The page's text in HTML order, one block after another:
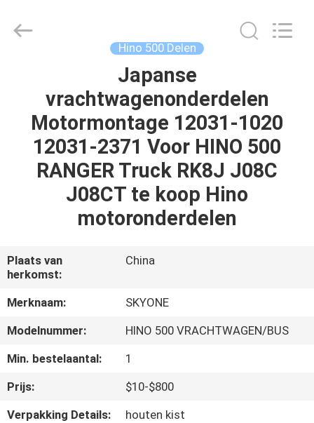
PRODUCTEN
ONGEVEER
FABRIEKSREIS
KWALITEITSCONTROLE
CONTACTEER
NIEUWS
Hino 500 Delen
Japanse
vrachtwagenonderdelen
Motormontage 12031-1020
12031-2371 Voor HINO 500
RANGER Truck RK8J J08C
J08CT te koop Hino
motoronderdelen
Plaats van
herkomst:
China
Merknaam:
SKYONE
Modelnummer:
HINO 500 VRACHTWAGEN/BUS
Min. bestelaantal:
1
Prijs:
$10-$800
Verpakking Details:
houten kist